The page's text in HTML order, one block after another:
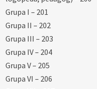
Grupa I – 201
Grupa II – 202
Grupa III – 203
Grupa IV – 204
Grupa V – 205
Grupa VI – 206